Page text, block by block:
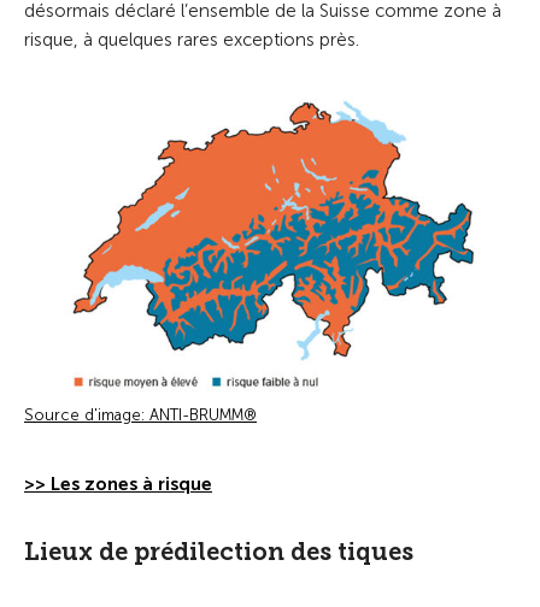
désormais déclaré l’ensemble de la Suisse comme zone à
risque, à quelques rares exceptions près.
Source d'image: ANTI-BRUMM®
>> Les zones à risque
Lieux de prédilection des tiques